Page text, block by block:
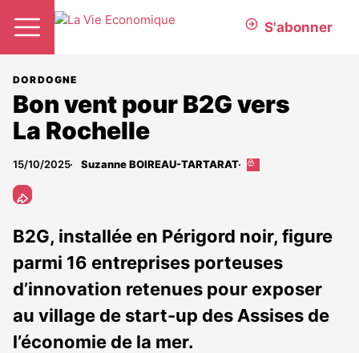
S'abonner
DORDOGNE
Bon vent pour B2G vers
La Rochelle
15/10/2025 Suzanne BOIREAU-TARTARAT
Cet
aux
abonnés
B2G, installée en Périgord noir, figure
parmi 16 entreprises porteuses
d’innovation retenues pour exposer
au village de start-up des Assises de
l’économie de la mer.